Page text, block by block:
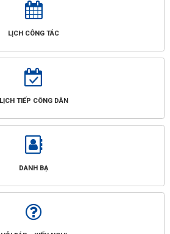
LỊCH CÔNG TÁC
LỊCH TIẾP CÔNG DÂN
DANH BẠ